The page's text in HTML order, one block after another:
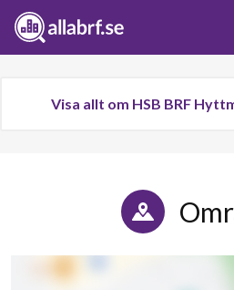
Visa allt om HSB BRF